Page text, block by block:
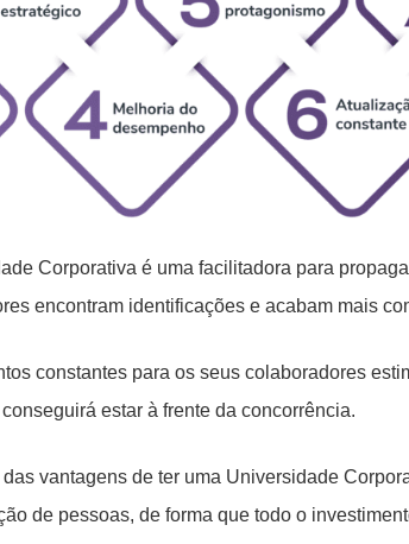
Corporativa é uma facilitadora para
encontram identificações e acabam mais
constantes para os seus colaboradores
estar à frente da concorrência.
vantagens de ter uma Universidade
de pessoas, de forma que todo o